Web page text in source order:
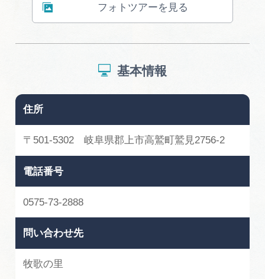
フォトツアーを見る
基本情報
住所
〒501-5302 岐阜県郡上市高鷲町鷲見2756-2
電話番号
0575-73-2888
問い合わせ先
牧歌の里